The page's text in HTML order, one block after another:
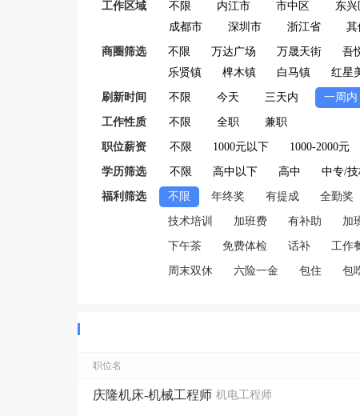
工作区域 不限 内江市 市中区 东兴
成都市
深圳市 浙江省 其
商圈筛选 不限 万达广场 万晟天街 吾
乐贤镇
椑木镇 白马镇 红星
刷新时间 不限 今天 三天内 一周内
工作性质 不限 全职 兼职
职位薪资 不限 1000元以下 1000-2000元
学历筛选 不限 高中以下 高中 中专/技
福利筛选 不限 年终奖 有提成 全勤奖
技术培训 加班费 有补助 加
下午茶 免费体检 话补 工作
周末双休 六险一金 包住 包
职位名
庆隆机床-机械工程师 机电工程师